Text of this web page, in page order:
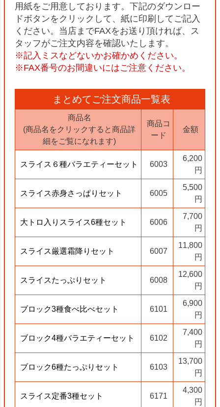
用紙をご用意しております。下記のダウンロー
ドボタンをクリックして、紙に印刷してご記入
ください。当店までFAXをお送り頂ければ、ス
タッフがご注文内容を確認いたします。
※記入ミスなどないかお確かめください。
※FAX番号のお間違いにはご注意ください。
まとめてご注文商品一覧表
商品名
(商品名をクリックすると商品詳
細をご覧になれます)
商品コ
ード
金額
スライス６種バラエティーセット 6003
6,200
円
スライス赤身さっぱりセット 6005
5,500
円
大トロ入りスライス6種セット 6006
7,700
円
スライス厳選霜降りセット 6007
11,800
円
スライスたっぷりセット 6008
12,600
円
ブロック3種食べ比べセット 6101
6,900
円
ブロック4種バラエティーセット 6102
7,400
円
ブロック6種たっぷりセット 6103
13,700
円
スライス定番3種セット 6171
4,300
円